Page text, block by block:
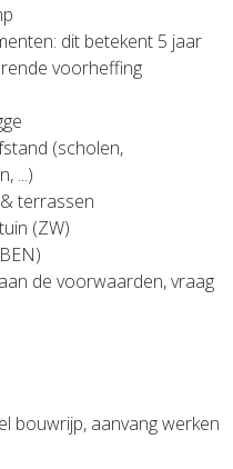
dit betekent 5 jaar
voorheffing
(scholen,
...)
terrassen
(ZW)
de voorwaarden, vraag
bouwrijp, aanvang werken